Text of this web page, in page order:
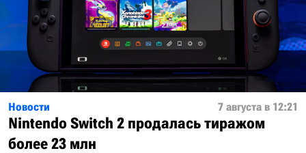
Новости 7 августа в 12:21
Nintendo Switch 2 продалась тиражом
более 23 млн